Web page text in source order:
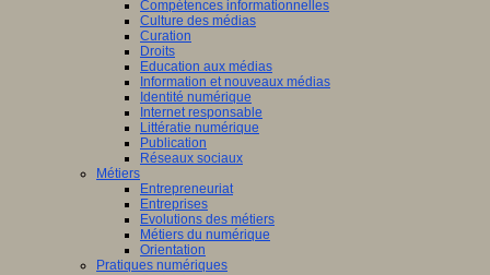
Compétences informationnelles
Culture des médias
Curation
Droits
Education aux médias
Information et nouveaux médias
Identité numérique
Internet responsable
Littératie numérique
Publication
Réseaux sociaux
Métiers
Entrepreneuriat
Entreprises
Evolutions des métiers
Métiers du numérique
Orientation
Pratiques numériques